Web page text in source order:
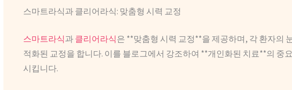
스마트라식과 클리어라식: 맞춤형 시력 교정
스마트라식과클리어라식은 **맞춤형 시력 교정**을 제공하며, 각 환자의
적화된 교정을 합니다. 이를 블로그에서 강조하여 **개인화된 치료**의 중
시킵니다.